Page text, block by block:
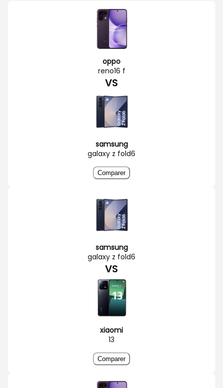
oppo
reno16 f
VS
samsung
galaxy z fold6
Comparer
samsung
galaxy z fold6
VS
xiaomi
13
Comparer